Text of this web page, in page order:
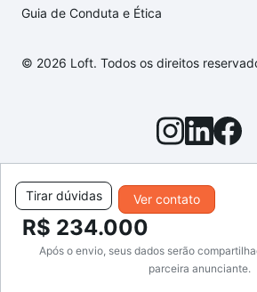
Ver contato
Tirar dúvidas
R$ 234.000
Após o envio, seus dados serão
parceira anunciante.
Guia de Conduta e Ética
© 2026 Loft. Todos os direitos